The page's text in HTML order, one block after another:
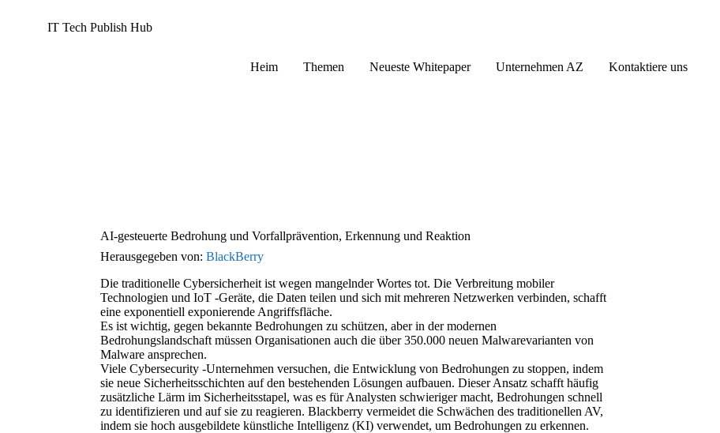
IT Tech Publish Hub
Heim Themen Neueste Whitepaper Unternehmen AZ Kontaktiere uns
AI-gesteuerte Bedrohung und Vorfallprävention, Erkennung und Reaktion
Herausgegeben von: BlackBerry
Die traditionelle Cybersicherheit ist wegen mangelnder Wortes tot. Die Verbreitung mobiler
Technologien und IoT -Geräte, die Daten teilen und sich mit mehreren Netzwerken verbinden, schafft
eine exponentiell exponierende Angriffsfläche.
Es ist wichtig, gegen bekannte Bedrohungen zu schützen, aber in der modernen
Bedrohungslandschaft müssen Organisationen auch die über 350.000 neuen Malwarevarianten von
Malware ansprechen.
Viele Cybersecurity -Unternehmen versuchen, die Entwicklung von Bedrohungen zu stoppen, indem
sie neue Sicherheitsschichten auf den bestehenden Lösungen aufbauen. Dieser Ansatz schafft häufig
zusätzliche Lärm im Sicherheitsstapel, was es für Analysten schwieriger macht, Bedrohungen schnell
zu identifizieren und auf sie zu reagieren. Blackberry vermeidet die Schwächen des traditionellen AV,
indem sie hoch ausgebildete künstliche Intelligenz (KI) verwendet, um Bedrohungen zu erkennen.